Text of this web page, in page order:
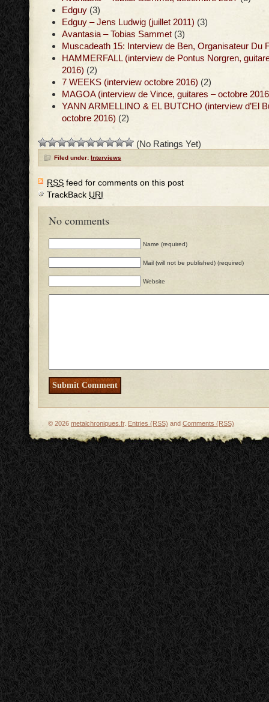
Edguy (3)
Edguy – Jens Ludwig (juillet 2011) (3)
Avantasia – Tobias Sammet (3)
Muscadeath 15: Interview de Ben, Organisateur Du
HAMMERFALL (interview de Pontus Norgren,
2016) (2)
7 WEEKS (interview octobre 2016) (2)
MAGOA (interview de Vince, guitares – octobre
YANN ARMELLINO & EL BUTCHO (interview d’El
octobre 2016) (2)
(No Ratings Yet)
Filed under: Interviews
RSS feed for comments on this post
TrackBack URI
No comments
Name (required)
Mail (will not be published) (required)
Website
© 2026 metalchroniques.fr. Entries (RSS) and Comments (RSS)